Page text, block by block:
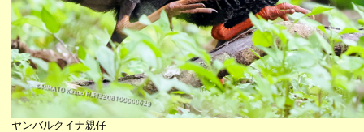
ヤンバルクイナ親仔